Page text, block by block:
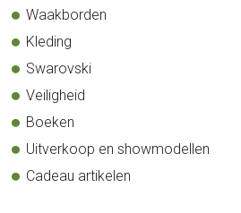
Waakborden
Kleding
Swarovski
Veiligheid
Boeken
Uitverkoop en showmodellen
Cadeau artikelen